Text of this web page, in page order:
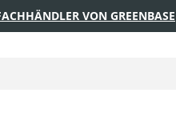
VON GREENBASE